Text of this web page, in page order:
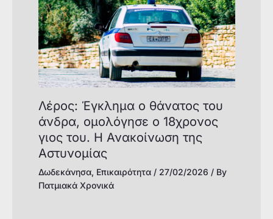
Λέρος: Έγκλημα ο θάνατος του
άνδρα, ομολόγησε ο 18χρονος
γιος του. Η Ανακοίνωση της
Αστυνομίας
Δωδεκάνησα, Επικαιρότητα/ 27/02/2026 / By
Πατμιακά Χρονικά